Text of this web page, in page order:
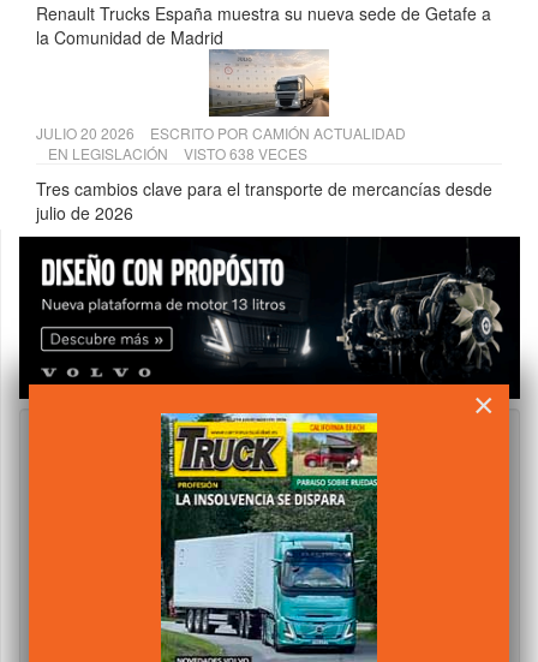
Renault Trucks España muestra su nueva sede de Getafe a
la Comunidad de Madrid
JULIO 20 2026 ESCRITO POR CAMIÓN ACTUALIDAD
EN LEGISLACIÓN VISTO 638 VECES
Tres cambios clave para el transporte de mercancías desde
julio de 2026
×